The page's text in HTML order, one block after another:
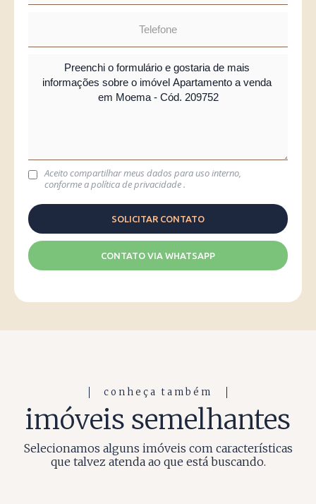
Aceito compartilhar meus dados para uso interno,
conforme apolítica de privacidade.
CONTATO VIA WHATSAPP
conheça também
imóveis semelhantes
Selecionamos alguns imóveis com características
que talvez atenda ao que está buscando.